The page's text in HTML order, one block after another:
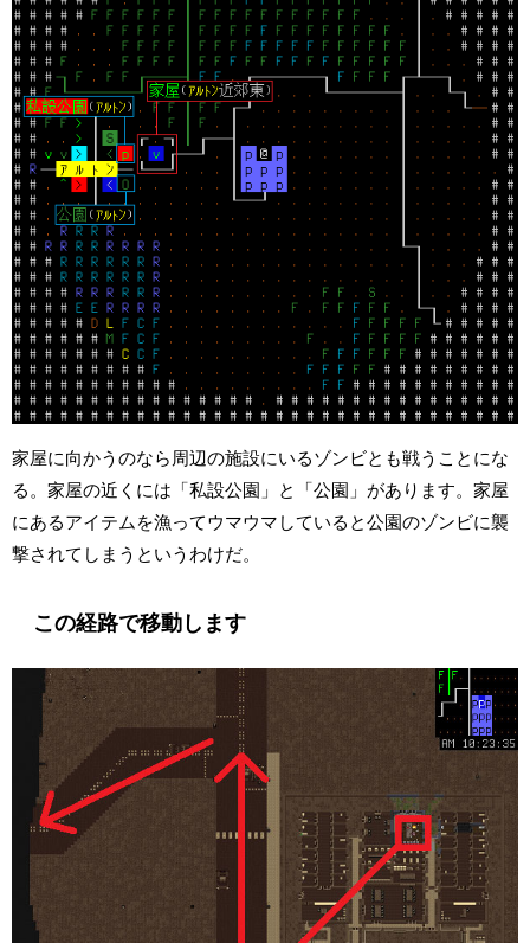
家屋に向かうのなら周辺の施設にいるゾンビとも戦うことにな
る。家屋の近くには「私設公園」と「公園」があります。家屋
にあるアイテムを漁ってウマウマしていると公園のゾンビに襲
撃されてしまうというわけだ。
この経路で移動します